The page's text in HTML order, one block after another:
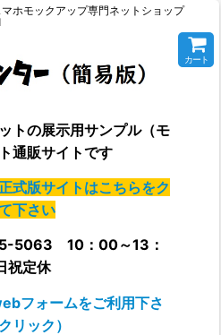
ホモックアップ専門ネットショップ
トの展示用サンプル（モ
通販サイトです
式版サイトはこちらをク
下さい
5063 10：00～13：
定休
フォームをご利用下さ
リック）
カート